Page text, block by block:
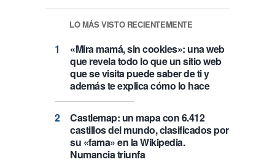
LO MÁS VISTO RECIENTEMENTE
«Mira mamá, sin cookies»: una web
que revela todo lo que un sitio web
que se visita puede saber de ti y
además te explica cómo lo hace
Castlemap: un mapa con 6.412
castillos del mundo, clasificados por
su «fama» en la Wikipedia.
Numancia triunfa